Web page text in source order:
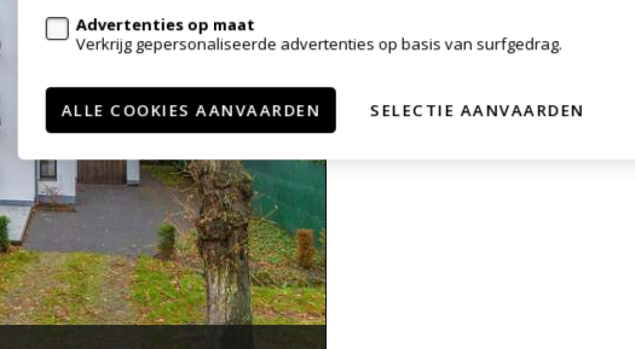
Advertenties op maat
Verkrijg gepersonaliseerde advertenties op basis van surfgedrag.
ALLE COOKIES AANVAARDEN SELECTIE AANVAARDEN